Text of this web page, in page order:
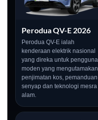
Perodua QV-E 2026
Perodua QV-E ialah
kenderaan elektrik nasional
yang direka untuk pengguna
moden yang mengutamakan
penjimatan kos, pemanduan
senyap dan teknologi mesra
alam.